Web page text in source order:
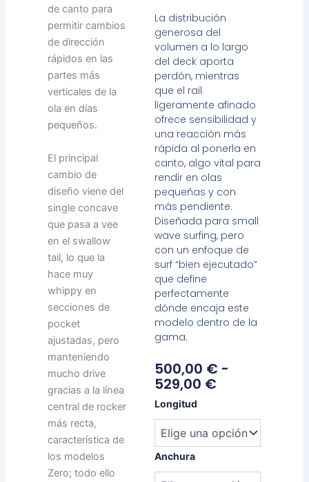
La distribución
generosa del
volumen a lo largo
del deck aporta
perdón, mientras
que el rail
ligeramente afinado
ofrece sensibilidad y
una reacción más
rápida al ponerla en
canto, algo vital para
rendir en olas
pequeñas y con
más pendiente.
Diseñada para small
wave surfing, pero
con un enfoque de
surf “bien ejecutado”
que define
perfectamente
dónde encaja este
modelo dentro de la
gama.
500,00 € -
529,00 €
Rango
De
500,00 €
Hasta
Longitud
Anchura
Matt
Zero
cantidad
de canto para
permitir cambios
de dirección
rápidos en las
partes más
verticales de la
ola en días
pequeños.
El principal
cambio de
diseño viene del
single concave
que pasa a vee
en el swallow
tail, lo que la
hace muy
whippy en
secciones de
pocket
ajustadas, pero
manteniendo
mucho drive
gracias a la línea
central de rocker
más recta,
característica de
los modelos
Zero; todo ello